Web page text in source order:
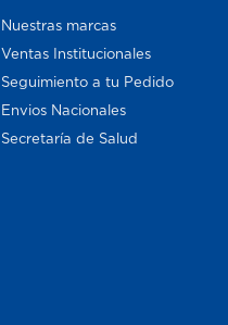
Nuestras marcas
Ventas Institucionales
Seguimiento a tu Pedido
Envios Nacionales
Secretaría de Salud